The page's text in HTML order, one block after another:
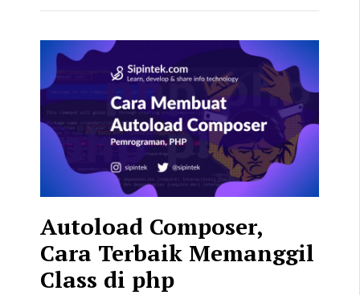
Autoload Composer,
Cara Terbaik Memanggil
Class di php